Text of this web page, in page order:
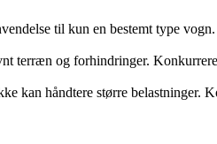
til kun en bestemt type
terræn og forhindringer.
kan håndtere større belastninger.